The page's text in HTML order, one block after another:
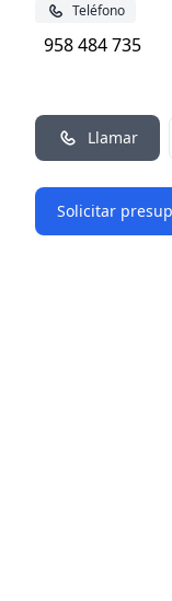
Teléfono
958 484 735
Llamar
Solicitar